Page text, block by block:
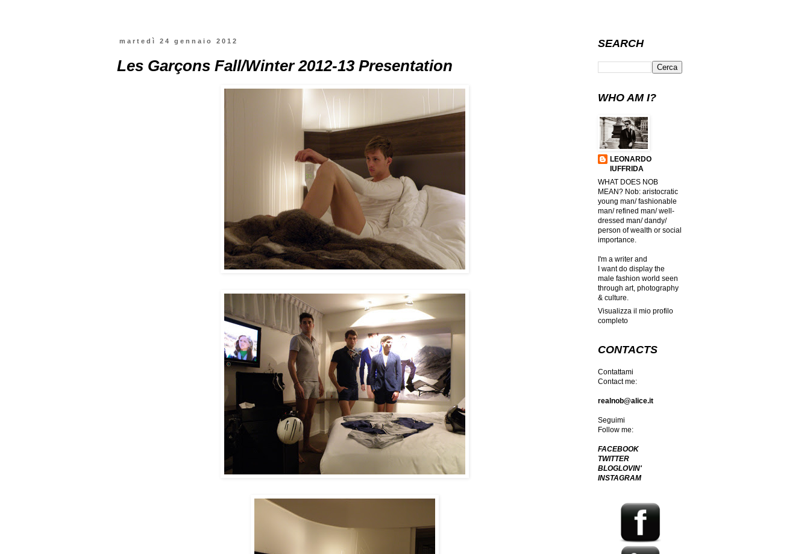
martedì 24 gennaio 2012
Les Garçons Fall/Winter 2012-13 Presentation
SEARCH
WHO AM I?
LEONARDO
IUFFRIDA
WHAT DOES NOB
MEAN? Nob: aristocratic
young man/ fashionable
man/ refined man/ well-
dressed man/ dandy/
person of wealth or social
importance.
I'm a writer and
I want do display the
male fashion world seen
through art, photography
& culture.
Visualizza il mio profilo
completo
CONTACTS
Contattami
Contact me:
realnob@alice.it
Seguimi
Follow me:
FACEBOOK
TWITTER
BLOGLOVIN'
INSTAGRAM